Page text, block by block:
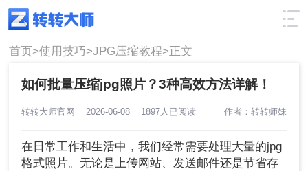
使用技巧 筛选
首页>使用技巧>JPG压缩教程>正文
如何批量压缩jpg照片？3种高效方法详解！
转转大师官网 2026-06-08 1897人已阅读 作者：转转师妹
在日常工作和生活中，我们经常需要处理大量的jpg
格式照片。无论是上传网站、发送邮件还是节省存